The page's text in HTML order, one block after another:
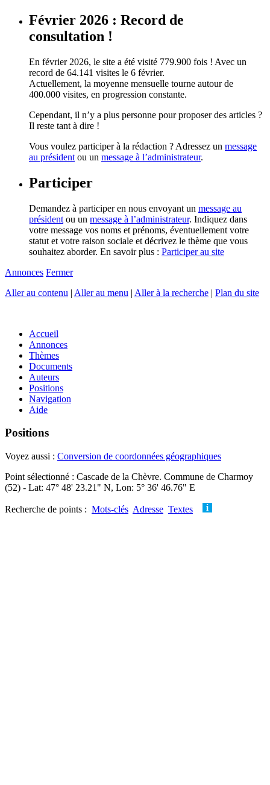
Février 2026 : Record de
consultation !
En février 2026, le site a été visité 779.900 fois ! Avec un
record de 64.141 visites le 6 février.
Actuellement, la moyenne mensuelle tourne autour de
400.000 visites, en progression constante.
Cependant, il n’y a plus personne pour proposer des articles ?
Il reste tant à dire !
Vous voulez participer à la rédaction ? Adressez un message
au président ou un message à l’administrateur.
Participer
Demandez à participer en nous envoyant un message au
président ou un message à l’administrateur. Indiquez dans
votre message vos noms et prénoms, éventuellement votre
statut et votre raison sociale et décrivez le thème que vous
souhaitez aborder. En savoir plus : Participer au site
Annonces Fermer
Aller au contenu | Aller au menu | Aller à la recherche | Plan du site
Accueil
Annonces
Thèmes
Documents
Auteurs
Positions
Navigation
Aide
Positions
Voyez aussi : Conversion de coordonnées géographiques
Point sélectionné : Cascade de la Chèvre. Commune de Charmoy
(52) - Lat: 47° 48' 23.21" N, Lon: 5° 36' 46.76" E
Recherche de points : Mots-clés Adresse Textes